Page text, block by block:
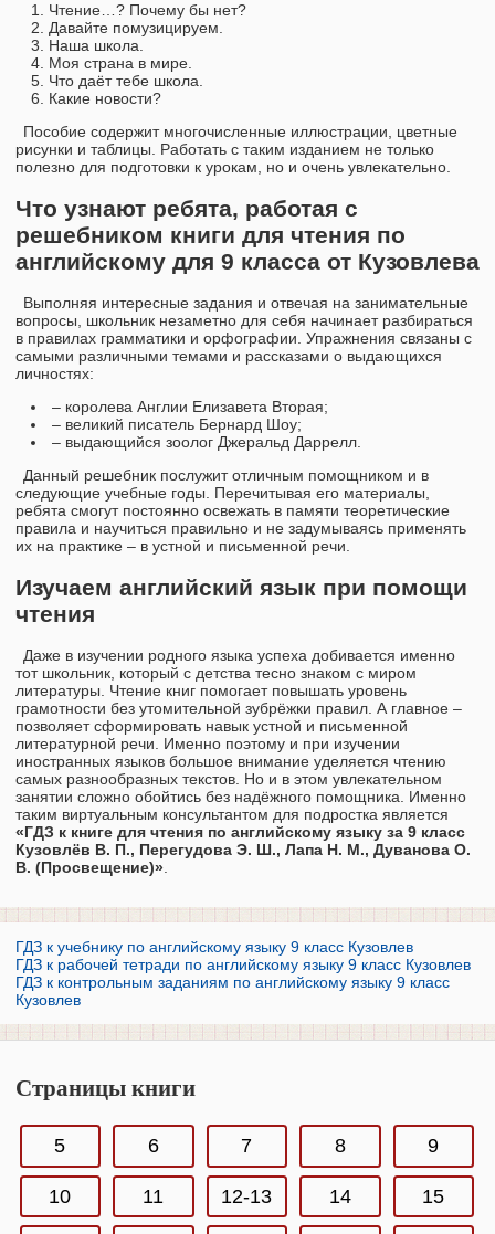
Чтение…? Почему бы нет?
Давайте помузицируем.
Наша школа.
Моя страна в мире.
Что даёт тебе школа.
Какие новости?
Пособие содержит многочисленные иллюстрации, цветные
рисунки и таблицы. Работать с таким изданием не только
полезно для подготовки к урокам, но и очень увлекательно.
Что узнают ребята, работая с
решебником книги для чтения по
английскому для 9 класса от Кузовлева
Выполняя интересные задания и отвечая на занимательные
вопросы, школьник незаметно для себя начинает разбираться
в правилах грамматики и орфографии. Упражнения связаны с
самыми различными темами и рассказами о выдающихся
личностях:
– королева Англии Елизавета Вторая;
– великий писатель Бернард Шоу;
– выдающийся зоолог Джеральд Даррелл.
Данный решебник послужит отличным помощником и в
следующие учебные годы. Перечитывая его материалы,
ребята смогут постоянно освежать в памяти теоретические
правила и научиться правильно и не задумываясь применять
их на практике – в устной и письменной речи.
Изучаем английский язык при помощи
чтения
Даже в изучении родного языка успеха добивается именно
тот школьник, который с детства тесно знаком с миром
литературы. Чтение книг помогает повышать уровень
грамотности без утомительной зубрёжки правил. А главное –
позволяет сформировать навык устной и письменной
литературной речи. Именно поэтому и при изучении
иностранных языков большое внимание уделяется чтению
самых разнообразных текстов. Но и в этом увлекательном
занятии сложно обойтись без надёжного помощника. Именно
таким виртуальным консультантом для подростка является
«ГДЗ к книге для чтения по английскому языку за 9 класс
Кузовлёв В. П., Перегудова Э. Ш., Лапа Н. М., Дуванова О.
В. (Просвещение)»
ГДЗ к учебнику по английскому языку 9 класс Кузовлев
ГДЗ к рабочей тетради по английскому языку 9 класс Кузовлев
ГДЗ к контрольным заданиям по английскому языку 9 класс
Кузовлев
Страницы книги
5 6 7 8 9
10 11 12-13 14 15